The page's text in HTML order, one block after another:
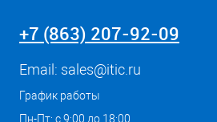
+7 (863) 207-92-09
Email: sales@itic.ru
График работы
Пн-Пт: с 9:00 до 18:00